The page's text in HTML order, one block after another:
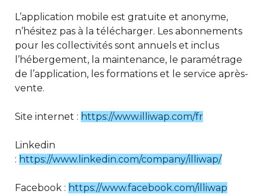
L’application mobile est gratuite et anonyme,
n’hésitez pas à la télécharger. Les abonnements
pour les collectivités sont annuels et inclus
l’hébergement, la maintenance, le paramétrage
de l’application, les formations et le service après-
vente.
Site internet : https://www.illiwap.com/fr
Linkedin
: https://www.linkedin.com/company/illiwap/
Facebook : https://www.facebook.com/illiwap